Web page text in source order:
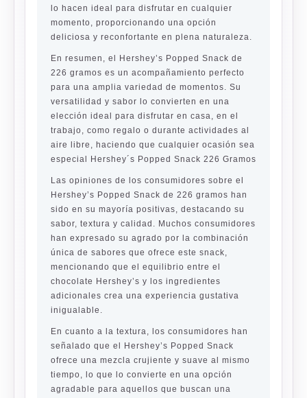
lo hacen ideal para disfrutar en cualquier
momento, proporcionando una opción
deliciosa y reconfortante en plena naturaleza.
En resumen, el Hershey’s Popped Snack de
226 gramos es un acompañamiento perfecto
para una amplia variedad de momentos. Su
versatilidad y sabor lo convierten en una
elección ideal para disfrutar en casa, en el
trabajo, como regalo o durante actividades al
aire libre, haciendo que cualquier ocasión sea
especial Hershey´s Popped Snack 226 Gramos
Las opiniones de los consumidores sobre el
Hershey’s Popped Snack de 226 gramos han
sido en su mayoría positivas, destacando su
sabor, textura y calidad. Muchos consumidores
han expresado su agrado por la combinación
única de sabores que ofrece este snack,
mencionando que el equilibrio entre el
chocolate Hershey’s y los ingredientes
adicionales crea una experiencia gustativa
inigualable.
En cuanto a la textura, los consumidores han
señalado que el Hershey’s Popped Snack
ofrece una mezcla crujiente y suave al mismo
tiempo, lo que lo convierte en una opción
agradable para aquellos que buscan una